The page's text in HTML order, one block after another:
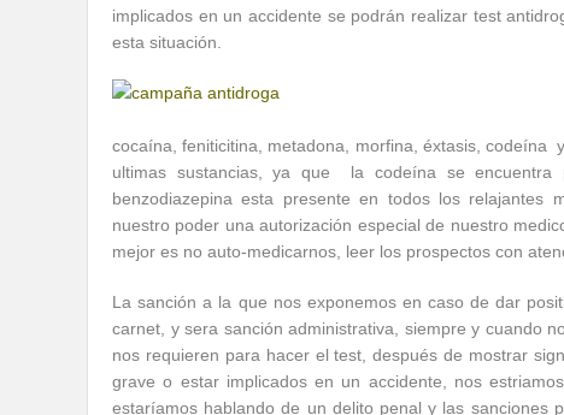
implicados en un accidente se podrán realizar test
esta situación.
cocaína, feniticitina, metadona, morfina, éxtasis, codeína
ultimas sustancias, ya que la codeína se
benzodiazepina esta presente en todos los relajantes
nuestro poder una autorización especial de nuestro
mejor es no auto-medicarnos, leer los prospectos con
La sanción a la que nos exponemos en caso de dar
carnet, y sera sanción administrativa, siempre y cuando
nos requieren para hacer el test, después de mostrar
grave o estar implicados en un accidente, nos
estaríamos hablando de un delito penal y las sanciones